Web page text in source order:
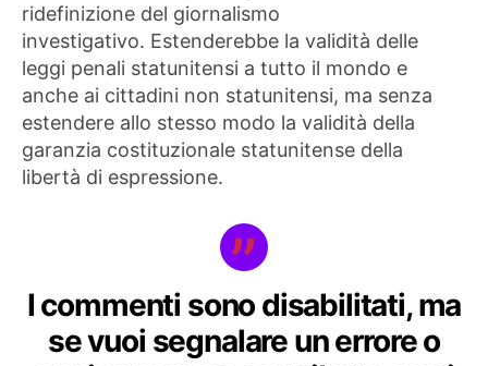
ridefinizione del giornalismo
investigativo. Estenderebbe la validità delle
leggi penali statunitensi a tutto il mondo e
anche ai cittadini non statunitensi, ma senza
estendere allo stesso modo la validità della
garanzia costituzionale statunitense della
libertà di espressione.
I commenti sono disabilitati, ma
se vuoi segnalare un errore o